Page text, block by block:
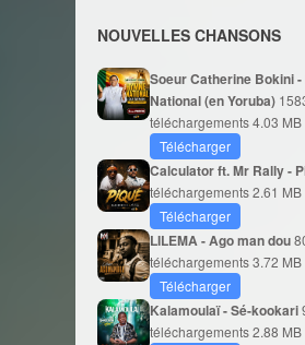
NOUVELLES CHANSONS
Soeur Catherine Bokini
National (en Yoruba)
téléchargements4.03 MB
Télécharger
Calculator ft. Mr Rally -
téléchargements2.61 MB
Télécharger
LILEMA - Ago man dou
téléchargements3.72 MB
Télécharger
Kalamoulaï - Sé-kookari
téléchargements2.88 MB